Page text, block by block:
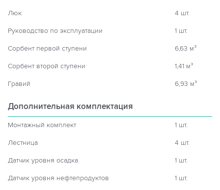
Люк 4 шт.
Руководство по эксплуатации 1 шт.
Сорбент первой ступени 6,63 м³
Сорбент второй ступени 1,41 м³
Гравий 6,93 м³
Дополнительная комплектация
Монтажный комплект 1 шт.
Лестница 4 шт.
Датчик уровня осадка 1 шт.
Датчик уровня нефтепродуктов 1 шт.